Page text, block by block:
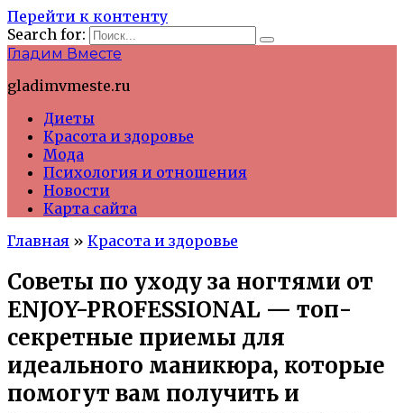
Перейти к контенту
Search for:
Гладим Вместе
gladimvmeste.ru
Диеты
Красота и здоровье
Мода
Психология и отношения
Новости
Карта сайта
Главная » Красота и здоровье
Советы по уходу за ногтями от
ENJOY-PROFESSIONAL — топ-
секретные приемы для
идеального маникюра, которые
помогут вам получить и